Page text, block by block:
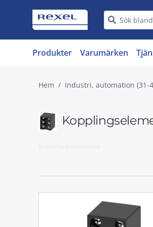
Produkter Varumärken
Hem Industri, automation (31-